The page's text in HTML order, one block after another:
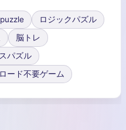
ロジックパズル
脳トレ
パズル
ード不要ゲーム